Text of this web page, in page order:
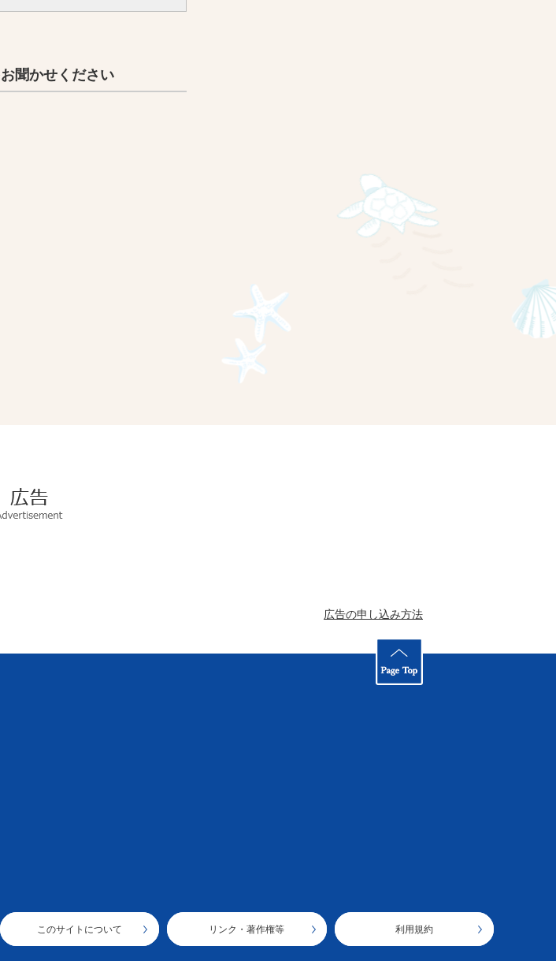
聞かせください
広告の申し込み方法
このサイトについて リンク・著作権等 利用規約